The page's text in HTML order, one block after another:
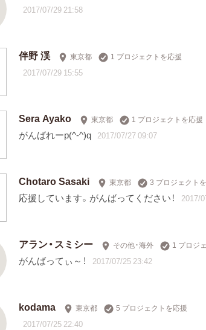
2017/07/29 21:58
伴野 渓 東京都 1 プロジェクトを応援
2017/07/29 15:55
Sera Ayako 東京都 1 プロジェクトを応援
がんばれーp(^-^)q 2017/07/27 09:07
Chotaro Sasaki 東京都 3 プロジェクト
応援しています。がんばってください！ 2017/
アラン・スミシー その他・海外 1 プロジ
がんばってぃ～！ 2017/07/25 23:42
kodama 東京都 5 プロジェクトを応援
2017/07/25 22:40